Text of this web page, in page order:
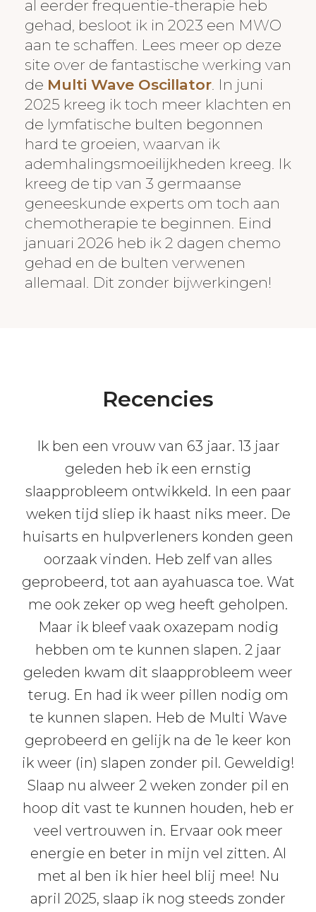
al eerder frequentie-therapie heb
gehad, besloot ik in 2023 een MWO
aan te schaffen. Lees meer op deze
site over de fantastische werking van
de Multi Wave Oscillator. In juni
2025 kreeg ik toch meer klachten en
de lymfatische bulten begonnen
hard te groeien, waarvan ik
ademhalingsmoeilijkheden kreeg. Ik
kreeg de tip van 3 germaanse
geneeskunde experts om toch aan
chemotherapie te beginnen. Eind
januari 2026 heb ik 2 dagen chemo
gehad en de bulten verwenen
allemaal. Dit zonder bijwerkingen!
Recencies
Ik ben een vrouw van 63 jaar. 13 jaar
geleden heb ik een ernstig
slaapprobleem ontwikkeld. In een paar
weken tijd sliep ik haast niks meer. De
huisarts en hulpverleners konden geen
oorzaak vinden. Heb zelf van alles
geprobeerd, tot aan ayahuasca toe. Wat
me ook zeker op weg heeft geholpen.
Maar ik bleef vaak oxazepam nodig
hebben om te kunnen slapen. 2 jaar
geleden kwam dit slaapprobleem weer
terug. En had ik weer pillen nodig om
te kunnen slapen. Heb de Multi Wave
geprobeerd en gelijk na de 1e keer kon
ik weer (in) slapen zonder pil. Geweldig!
Slaap nu alweer 2 weken zonder pil en
hoop dit vast te kunnen houden, heb er
veel vertrouwen in. Ervaar ook meer
energie en beter in mijn vel zitten. Al
met al ben ik hier heel blij mee! Nu
april 2025, slaap ik nog steeds zonder